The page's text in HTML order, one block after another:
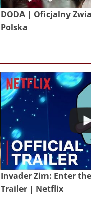
DODA | Oficjalny
Polska
Invader Zim: Enter
Trailer | Netflix